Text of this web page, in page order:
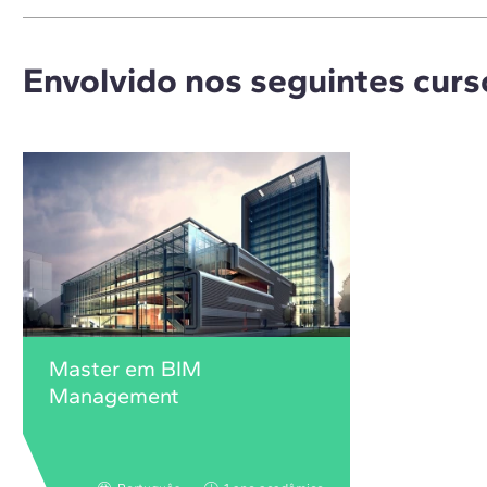
Envolvido nos seguintes
Master em BIM
Management